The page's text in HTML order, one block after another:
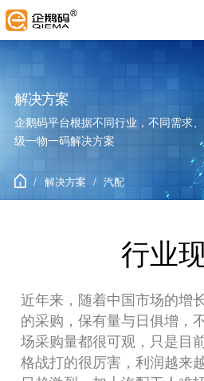
解决方案
企鹅码平台根据不同行业，不同需求
级一物一码解决方案
/ 解决方案 / 汽配
行业
近年来，随着中国市场的增
的采购，保有量与日俱增，
场采购量都很可观，只是目
格战打的很厉害，利润越来